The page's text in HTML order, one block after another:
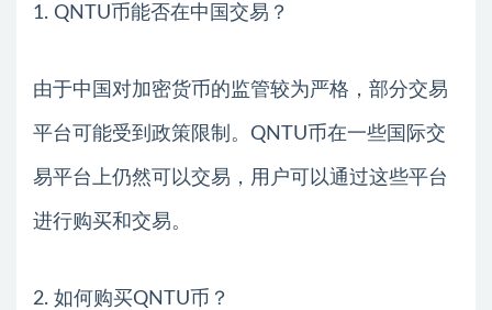
1. QNTU币能否在中国交易？
由于中国对加密货币的监管较为严格，部分交易
平台可能受到政策限制。QNTU币在一些国际交
易平台上仍然可以交易，用户可以通过这些平台
进行购买和交易。
2. 如何购买QNTU币？